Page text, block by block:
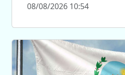
08/08/2026 10:54